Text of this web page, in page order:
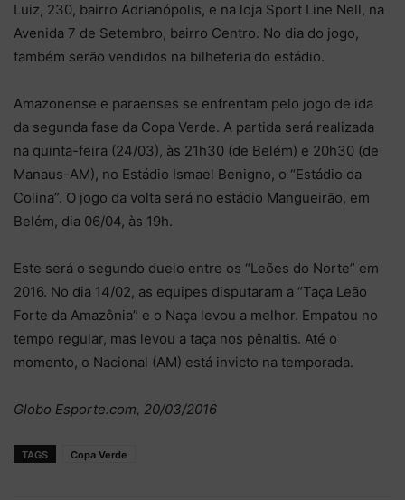
Luiz, 230, bairro Adrianópolis, e na loja Sport Line Nell, na
Avenida 7 de Setembro, bairro Centro. No dia do jogo,
também serão vendidos na bilheteria do estádio.
Amazonense e paraenses se enfrentam pelo jogo de ida
da segunda fase da Copa Verde. A partida será realizada
na quinta-feira (24/03), às 21h30 (de Belém) e 20h30 (de
Manaus-AM), no Estádio Ismael Benigno, o “Estádio da
Colina”. O jogo da volta será no estádio Mangueirão, em
Belém, dia 06/04, às 19h.
Este será o segundo duelo entre os “Leões do Norte” em
2016. No dia 14/02, as equipes disputaram a “Taça Leão
Forte da Amazônia” e o Naça levou a melhor. Empatou no
tempo regular, mas levou a taça nos pênaltis. Até o
momento, o Nacional (AM) está invicto na temporada.
Globo Esporte.com, 20/03/2016
TAGS Copa Verde